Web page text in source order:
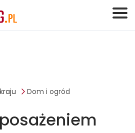
Dom i ogród